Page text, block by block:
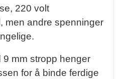
220 volt
men andre spenninger
9 mm stropp henger
for å binde ferdige